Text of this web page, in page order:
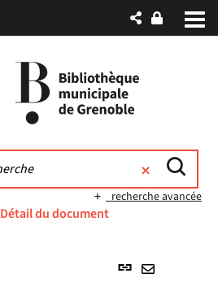
recherche avancée
Détail du document
Lien